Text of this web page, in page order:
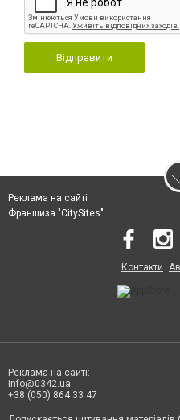
Відправити
Реклама на сайті
Франшиза "CitySites"
Контакти
Реклама на сайті:
info@0342.ua
+38 (050) 864 33 47